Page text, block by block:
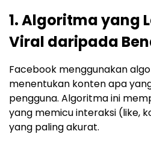
1.Algoritma yang
Viral daripada
Facebook menggunakan
menentukan konten apa
pengguna. Algoritma ini
yang memicu interaksi (like,
yang paling akurat.